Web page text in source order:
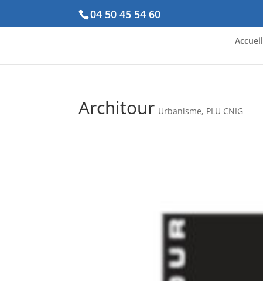
04 50 45 54 60
Accueil
Architour Urbanisme, PLU CNIG